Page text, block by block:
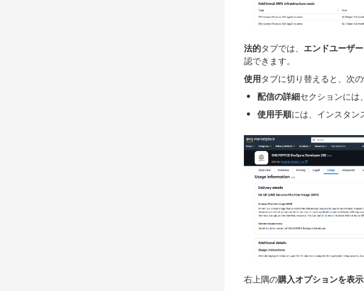
法的タブでは、 エンドユーザ
認できます。
使用タブに切り替えると、次
配信の詳細セクションには
使用手順には、インスタン
右上隅の購入オプションを表示